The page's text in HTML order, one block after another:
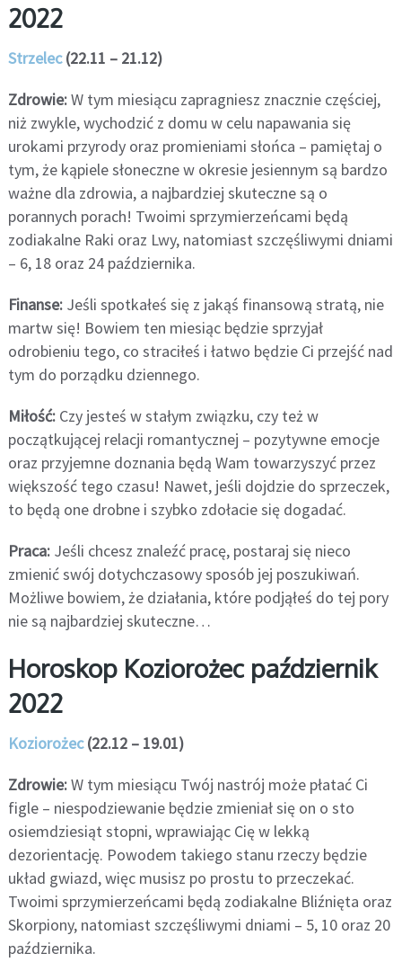
2022
Strzelec(22.11 – 21.12)
Zdrowie:W tym miesiącu zapragniesz znacznie częściej,
niż zwykle, wychodzić z domu w celu napawania się
urokami przyrody oraz promieniami słońca – pamiętaj o
tym, że kąpiele słoneczne w okresie jesiennym są bardzo
ważne dla zdrowia, a najbardziej skuteczne są o
porannych porach! Twoimi sprzymierzeńcami będą
zodiakalne Raki oraz Lwy, natomiast szczęśliwymi dniami
– 6, 18 oraz 24 października.
Finanse: Jeśli spotkałeś się z jakąś finansową stratą, nie
martw się! Bowiem ten miesiąc będzie sprzyjał
odrobieniu tego, co straciłeś i łatwo będzie Ci przejść nad
tym do porządku dziennego.
Miłość: Czy jesteś w stałym związku, czy też w
początkującej relacji romantycznej – pozytywne emocje
oraz przyjemne doznania będą Wam towarzyszyć przez
większość tego czasu! Nawet, jeśli dojdzie do sprzeczek,
to będą one drobne i szybko zdołacie się dogadać.
Praca: Jeśli chcesz znaleźć pracę, postaraj się nieco
zmienić swój dotychczasowy sposób jej poszukiwań.
Możliwe bowiem, że działania, które podjąłeś do tej pory
nie są najbardziej skuteczne…
Horoskop Koziorożec październik
2022
Koziorożec(22.12 – 19.01)
Zdrowie:W tym miesiącu Twój nastrój może płatać Ci
figle – niespodziewanie będzie zmieniał się on o sto
osiemdziesiąt stopni, wprawiając Cię w lekką
dezorientację. Powodem takiego stanu rzeczy będzie
układ gwiazd, więc musisz po prostu to przeczekać.
Twoimi sprzymierzeńcami będą zodiakalne Bliźnięta oraz
Skorpiony, natomiast szczęśliwymi dniami – 5, 10 oraz 20
października.